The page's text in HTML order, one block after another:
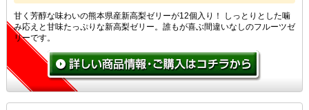
甘く芳醇な味わいの熊本県産新高梨ゼリーが12個入り！ しっとりとした噛
み応えと甘味たっぷりな新高梨ゼリー。誰もが喜ぶ間違いなしのフルーツゼ
リーです。